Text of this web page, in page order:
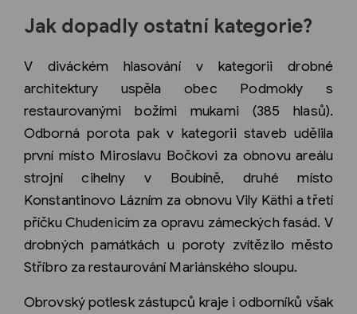
Jak dopadly ostatní kategorie?
V diváckém hlasování v kategorii drobné
architektury uspěla obec Podmokly s
restaurovanými božími mukami (385 hlasů).
Odborná porota pak v kategorii staveb udělila
první místo Miroslavu Bočkovi za obnovu areálu
strojní cihelny v Boubíně, druhé místo
Konstantinovo Lázním za obnovu Vily Käthi a třetí
příčku Chudenicím za opravu zámeckých fasád. V
drobných památkách u poroty zvítězilo město
Stříbro za restaurování Mariánského sloupu.
Obrovský potlesk zástupců kraje i odborníků však